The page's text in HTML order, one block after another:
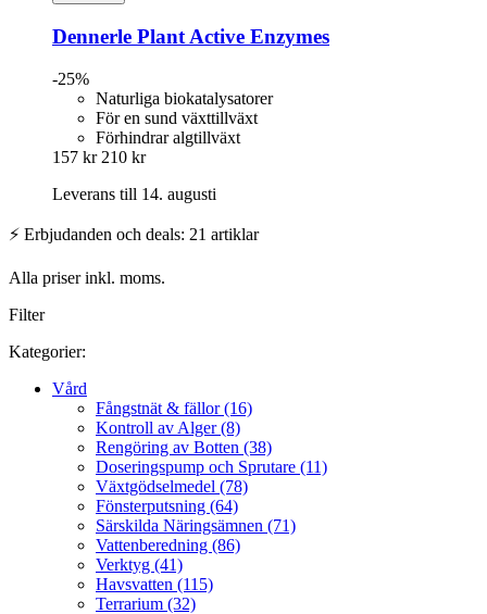
Dennerle Plant Active Enzymes
-25%
Naturliga biokatalysatorer
För en sund växttillväxt
Förhindrar algtillväxt
157 kr 210 kr
Leverans till 14. augusti
⚡ Erbjudanden och deals: 21 artiklar
Alla priser inkl. moms.
Filter
Kategorier:
Vård
Fångstnät & fällor (16)
Kontroll av Alger (8)
Rengöring av Botten (38)
Doseringspump och Sprutare (11)
Växtgödselmedel (78)
Fönsterputsning (64)
Särskilda Näringsämnen (71)
Vattenberedning (86)
Verktyg (41)
Havsvatten (115)
Terrarium (32)